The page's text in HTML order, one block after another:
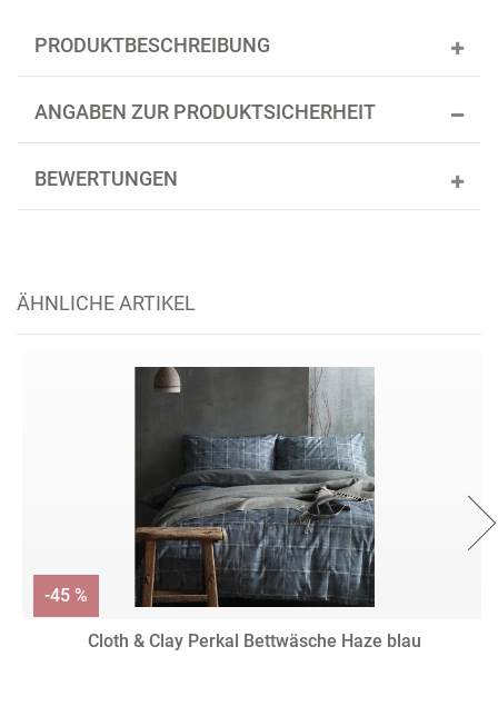
PRODUKTBESCHREIBUNG
ANGABEN ZUR PRODUKTSICHERHEIT
BEWERTUNGEN
ÄHNLICHE ARTIKEL
Cloth & Clay Perkal Bettwäsche Haze blau
-45 %